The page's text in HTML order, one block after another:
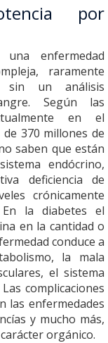
por
enfermedad
raramente
sin un análisis
Según las
en el
370 millones de
saben que están
endócrino,
deficiencia de
crónicamente
la diabetes el
en la cantidad o
conduce a
la mala
el sistema
complicaciones
las enfermedades
y mucho más,
orgánico.